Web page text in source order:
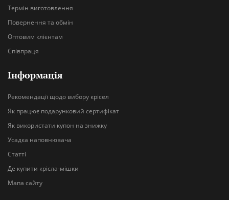
Термін виготовлення
Повернення та обмін
Оптовим клієнтам
Співпраця
Інформація
Рекомендації щодо вибору крісел
Як працює подарунковий сертифікат
Як використати купон на знижку
Усадка наповнювача
Статті
Де купити крісла-мішки
Мапа сайту